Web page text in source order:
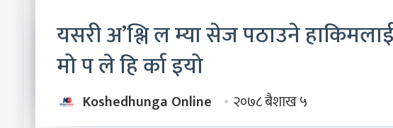
यसरी अ’श्लि ल म्या सेज पठाउने
मो प ले हि र्का इयो
Koshedhunga Online २०७८ बैशाख ५